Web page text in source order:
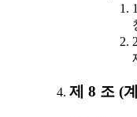
제 8 조 (